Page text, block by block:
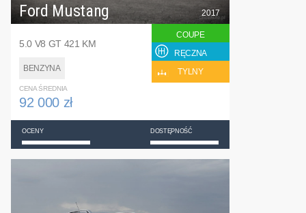
Ford Mustang
5.0 V8 GT 421 KM
BENZYNA
2017
COUPE
RĘCZNA
TYLNY
CENA ŚREDNIA
92 000 zł
OCENY DOSTĘPNOŚĆ